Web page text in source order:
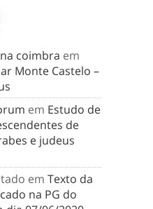
coimbra em
Monte Castelo –
em Estudo de
de
e judeus
em Texto da
na PG do